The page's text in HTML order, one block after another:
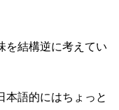
を結構逆に考えてい
本語的にはちょっと